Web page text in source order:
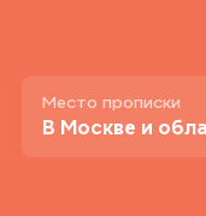
Место прописки